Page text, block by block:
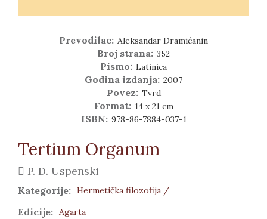
Prevodilac: Aleksandar Dramićanin
Broj strana: 352
Pismo: Latinica
Godina izdanja: 2007
Povez: Tvrd
Format: 14 x 21 cm
ISBN: 978-86-7884-037-1
Tertium Organum
P. D. Uspenski
Kategorije: Hermetička filozofija /
Edicije: Agarta